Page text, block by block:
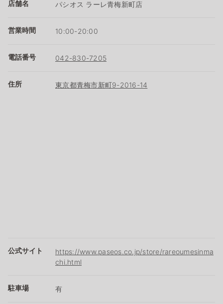
店舗名 パシオス ラーレ青梅新町店
営業時間 10:00-20:00
電話番号 042-830-7205
住所 東京都青梅市新町9-2016-14
公式サイト
https://www.paseos.co.jp/store/rareoumesinma
chi.html
駐車場 有